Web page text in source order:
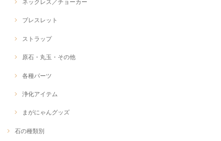
ネックレス／チョーカー
ブレスレット
ストラップ
原石・丸玉・その他
各種パーツ
浄化アイテム
まがにゃんグッズ
石の種類別